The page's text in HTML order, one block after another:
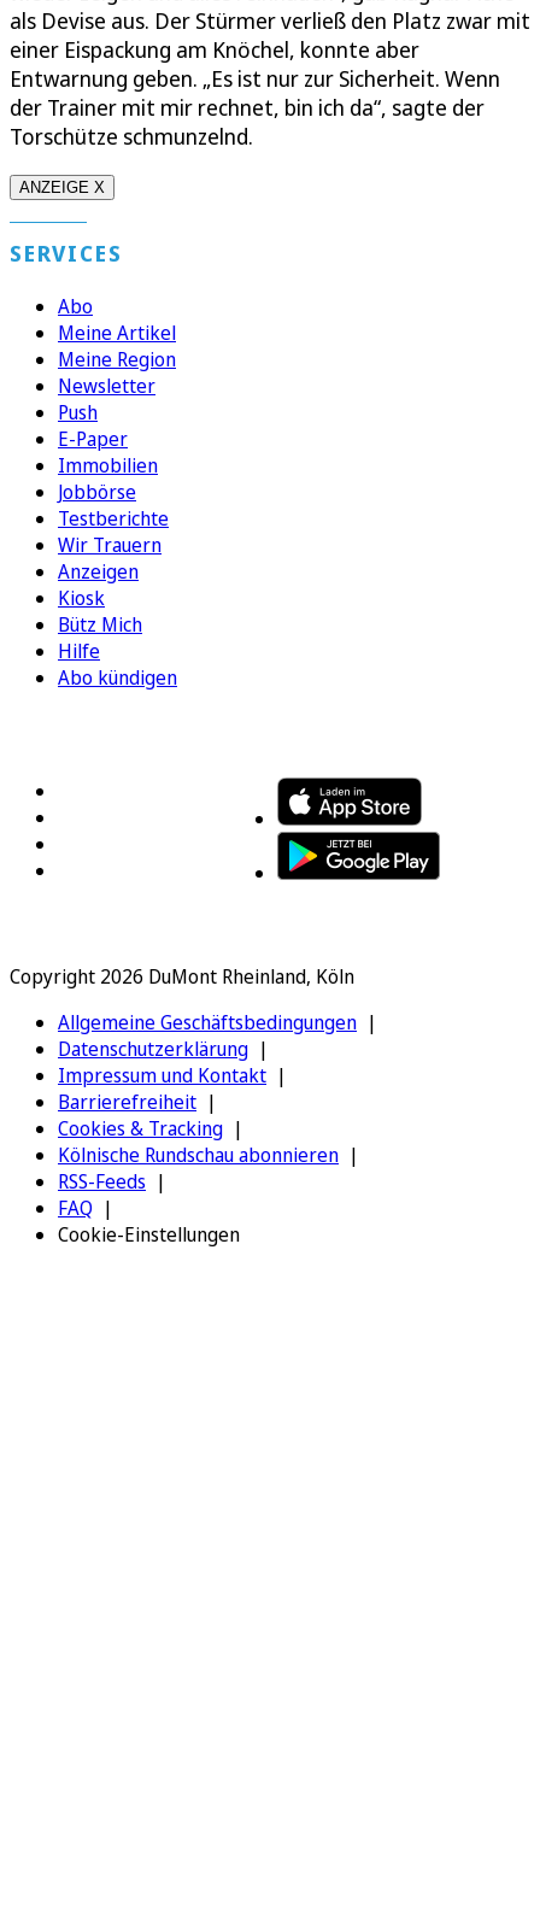
als Devise aus. Der Stürmer verließ den Platz zwar mit
einer Eispackung am Knöchel, konnte aber
Entwarnung geben. „Es ist nur zur Sicherheit. Wenn
der Trainer mit mir rechnet, bin ich da“, sagte der
Torschütze schmunzelnd.
ANZEIGE X
SERVICES
Abo
Meine Artikel
Meine Region
Newsletter
Push
E-Paper
Immobilien
Jobbörse
Testberichte
Wir Trauern
Anzeigen
Kiosk
Bütz Mich
Hilfe
Abo kündigen
Copyright 2026 DuMont Rheinland, Köln
Allgemeine Geschäftsbedingungen
Datenschutzerklärung
Impressum und Kontakt
Barrierefreiheit
Cookies & Tracking
Kölnische Rundschau abonnieren
RSS-Feeds
FAQ
Cookie-Einstellungen